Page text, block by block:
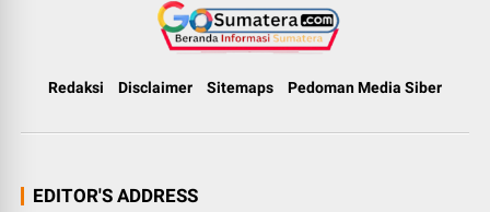
Redaksi Disclaimer Sitemaps Pedoman Media Siber
EDITOR'S ADDRESS